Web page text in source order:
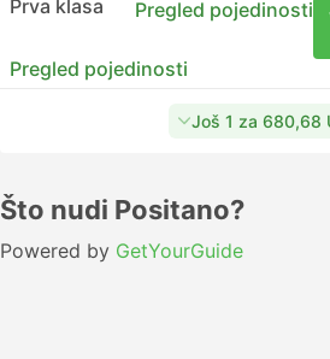
Prva klasa
Pregled pojedinosti
Pregled pojedinosti
Još 1 za 680,68
Što nudi Positano?
Powered by GetYourGuide